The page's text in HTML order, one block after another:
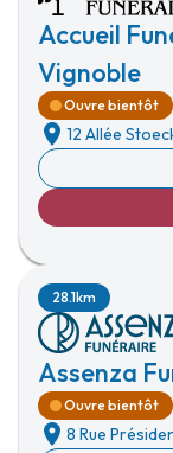
Accueil
Vignoble
Ouvre bientôt
12 Allée
Assenza
28.1km
Ouvre bientôt
8 Rue